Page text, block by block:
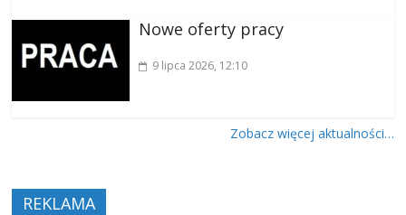
Nowe oferty pracy
9 lipca 2026, 12:10
Zobacz więcej aktualności…
REKLAMA